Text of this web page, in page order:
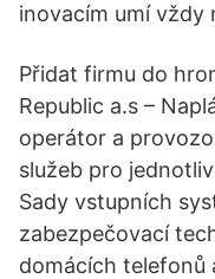
inovacím umí vždy
Přidat firmu do
Republic a.s –
operátor a
služeb pro
Sady vstupních
zabezpečovací
domácích telefonů